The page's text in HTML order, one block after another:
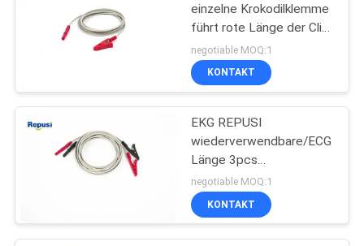
einzelne Krokodilklemme
führt rote Länge der Clip-
Farbe150m
negotiable MOQ:1
KONTAKT
EKG REPUSI
wiederverwendbare/ECG
Länge 3pcs
Krokodilklemme 150m
pro Satz
negotiable MOQ:1
KONTAKT